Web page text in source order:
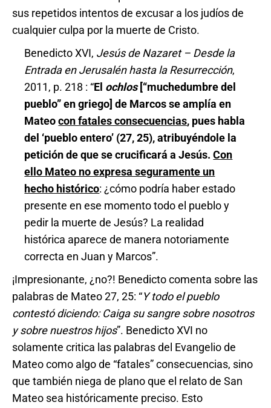
sus repetidos intentos de excusar a los judíos de
cualquier culpa por la muerte de Cristo.
Benedicto XVI, Jesús de Nazaret – Desde la
Entrada en Jerusalén hasta la Resurrección,
2011, p. 218 : “El ochlos[“muchedumbre del
pueblo” en griego] de Marcos se amplía en
Mateocon fatales consecuencias, pues habla
del ‘pueblo entero’ (27, 25), atribuyéndole la
petición de que se crucificará a Jesús.Con
ello Mateo no expresa seguramente un
hecho histórico: ¿cómo podría haber estado
presente en ese momento todo el pueblo y
pedir la muerte de Jesús? La realidad
histórica aparece de manera notoriamente
correcta en Juan y Marcos”.
¡Impresionante, ¿no?! Benedicto comenta sobre las
palabras de Mateo 27, 25: “Y todo el pueblo
contestó diciendo: Caiga su sangre sobre nosotros
y sobre nuestros hijos”. Benedicto XVI no
solamente critica las palabras del Evangelio de
Mateo como algo de “fatales” consecuencias, sino
que también niega de plano que el relato de San
Mateo sea históricamente preciso. Esto